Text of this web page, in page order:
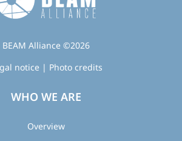
BEAM Alliance ©2026
notice | Photo credits
WHO WE ARE
Overview